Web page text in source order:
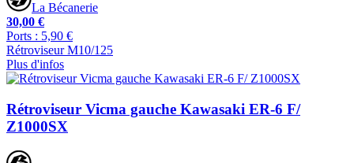
La Bécanerie
30,00 €
Ports : 5,90 €
Rétroviseur M10/125
Plus d'infos
Rétroviseur Vicma gauche Kawasaki ER-6 F/
Z1000SX